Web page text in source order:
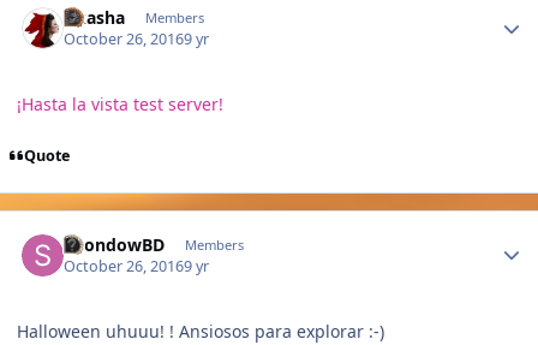
Akasha Members
October 26, 20169 yr
¡Hasta la vista test server!
Quote
ShondowBD Members
October 26, 20169 yr
Halloween uhuuu! ! Ansiosos para explorar :-)